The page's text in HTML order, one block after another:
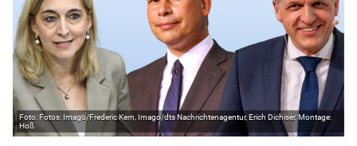
Fotos: Imago/Frederic Kern, Imago/dts Nachrichtenagentur, Erich Dichiser, Montage:
Hoß